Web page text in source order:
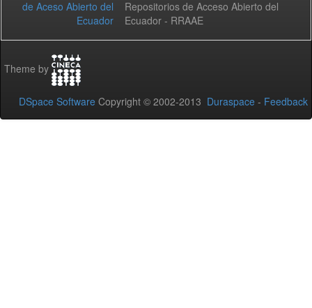
Repositorios de Acceso Abierto del
Ecuador - RRAAE
Theme by
DSpace Software Copyright © 2002-2013 Duraspace - Feedback